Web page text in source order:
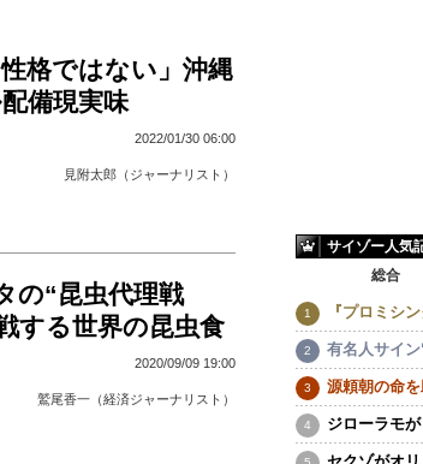
格ではない」沖縄
備現実味
2022/01/30 06:00
見附太郎（ジャーナリスト）
の“昆虫代理戦
する世界の昆虫食
2020/09/09 19:00
鷲尾香一（経済ジャーナリスト）
サイゾー人気
総合
『プロミシ
有名人サイ
源頼朝の命
ジローラモ